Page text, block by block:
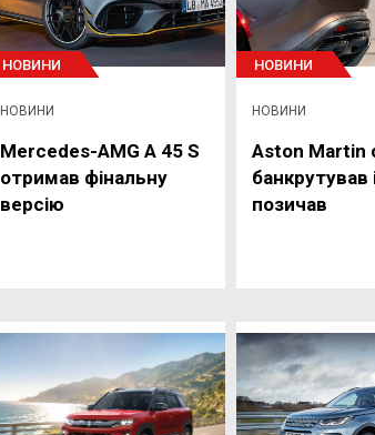
НОВИНИ
НОВИНИ
Mercedes-AMG A 45 S
отримав фінальну
версію
НОВИНИ
НОВИНИ
Aston Martin
банкрутував
позичав